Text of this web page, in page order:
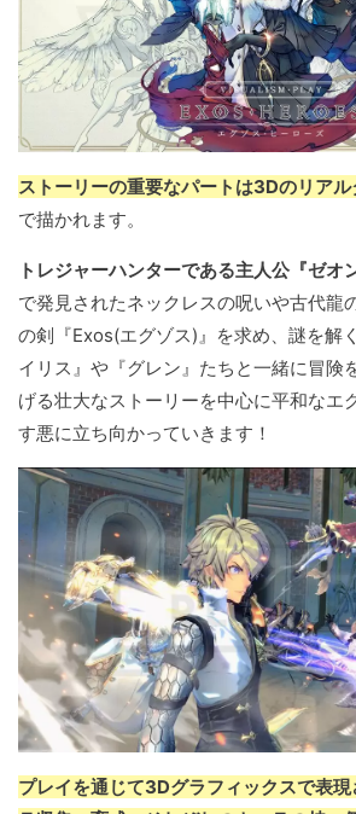
ストーリーの重要なパートは3Dのリア
で描かれます。
トレジャーハンターである主人公『ゼオ
で発見されたネックレスの呪いや古代龍
の剣『Exos(エグゾス)』を求め、謎を解
イリス』や『グレン』たちと一緒に冒険
げる壮大なストーリーを中心に平和なエ
す悪に立ち向かっていきます！
プレイを通じて3Dグラフィックスで表